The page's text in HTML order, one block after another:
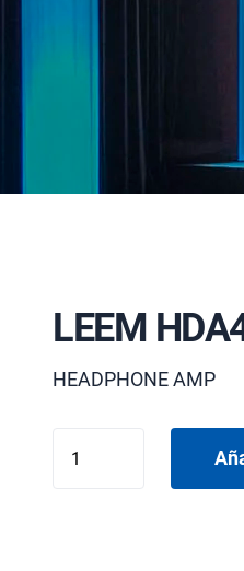
LEEM
HEADPHONE AMP
HDA44